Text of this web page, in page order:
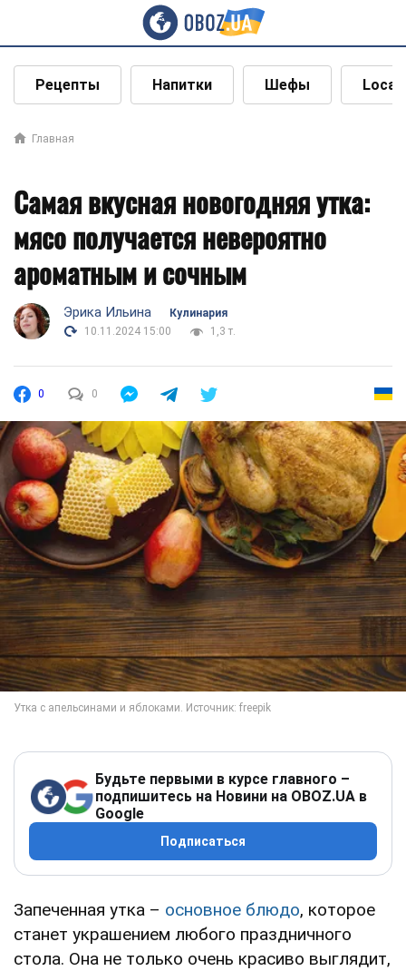
Рецепты Напитки Шефы Local
Главная
Самая вкусная новогодняя утка:
мясо получается невероятно
ароматным и сочным
Эрика Ильина
Кулинария
10.11.2024 15:00
1,3 т.
0 0
Будьте первыми в курсе главного –
подпишитесь на Новини на OBOZ.UA в
Google
Подписаться
Запеченная утка – основное блюдо, которое
станет украшением любого праздничного
стола. Она не только очень красиво выглядит,